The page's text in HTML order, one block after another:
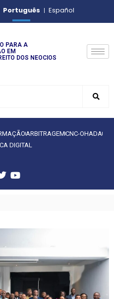
Português Español
PARA A
EM
DOS NEOCIOS
ARBITRAGEMCNC-OHADA
DIGITAL